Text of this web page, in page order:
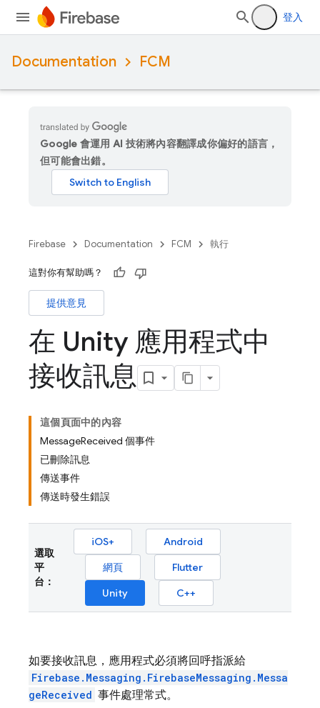
登入
Documentation FCM
Google 會運用 AI 技術將內容翻譯成你偏好的語言，
但可能會出錯。
Firebase Documentation FCM 執行
這對你有幫助嗎？
提供意見
在 Unity 應用程式中
接收訊息
這個頁面中的內容
MessageReceived 個事件
已刪除訊息
傳送事件
傳送時發生錯誤
選取
平
台：
iOS+
Android
網頁
Flutter
Unity
C++
如要接收訊息，應用程式必須將回呼指派給
Firebase.Messaging.FirebaseMessaging.Messa
geReceived 事件處理常式。